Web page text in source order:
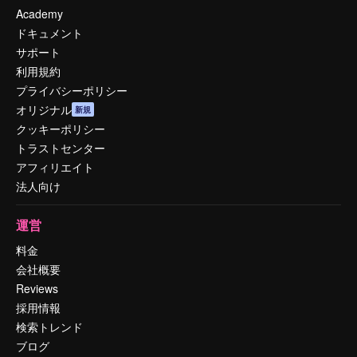
Academy
ドキュメント
サポート
利用規約
プライバシーポリシー
オリジナル 新規
クッキーポリシー
トラストセンター
アフィリエイト
法人向け
運営
料金
会社概要
Reviews
採用情報
検索トレンド
ブログ